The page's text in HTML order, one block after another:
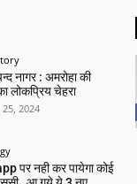
नागर : अमरोहा की
लोकप्रिय चेहरा
2024
पर नही कर पायेगा कोई